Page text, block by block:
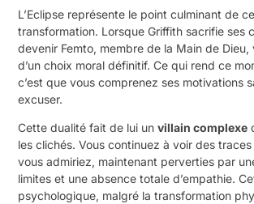
L’Eclipse représente le point culminant de
transformation. Lorsque Griffith sacrifie ses
devenir Femto, membre de la Main de Dieu,
d’un choix moral définitif. Ce qui rend ce
c’est que vous comprenez ses motivations
excuser.
Cette dualité fait de lui unvillain complexe
les clichés. Vous continuez à voir des
vous admiriez, maintenant perverties par
limites et une absence totale d’empathie.
psychologique, malgré la transformation